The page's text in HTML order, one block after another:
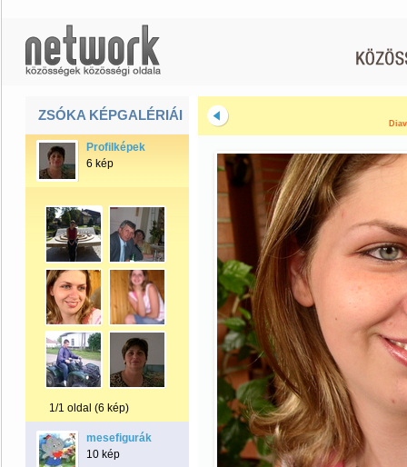
ZSÓKA KÉPGALÉRIÁI
Profilképek
6 kép
1/1 oldal (6 kép)
mesefigurák
10 kép